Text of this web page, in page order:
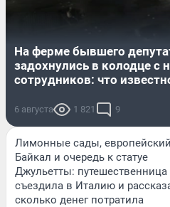
На ферме бывшего
задохнулись в колодце с
сотрудников: что
6 августа 1 821 9
Лимонные сады, европейский
Байкал и очередь к статуе
Джульетты: путешественница
съездила в Италию и
сколько денег потратила